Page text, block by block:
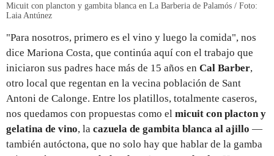
Micuit con plancton y gambita blanca en La Barberia de Palamós / Foto:
Laia Antúnez
"Para nosotros, primero es el vino y luego la comida", nos
dice Mariona Costa, que continúa aquí con el trabajo que
iniciaron sus padres hace más de 15 años en Cal Barber,
otro local que regentan en la vecina población de Sant
Antoni de Calonge. Entre los platillos, totalmente caseros,
nos quedamos con propuestas como el micuit con placton y
gelatina de vino, la cazuela de gambita blanca al ajillo —
también autóctona, que no solo hay que hablar de la gamba